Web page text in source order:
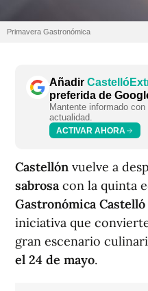
Primavera Gastronómica
Añadir
preferida de
Mantente informado
actualidad.
ACTIVAR AHORA
Castellón vuelve a
sabrosa con la quinta
Gastronómica
iniciativa que
gran escenario
el 24 de mayo.